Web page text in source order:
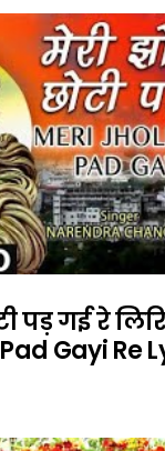
पड़ गई रे
Gayi Re